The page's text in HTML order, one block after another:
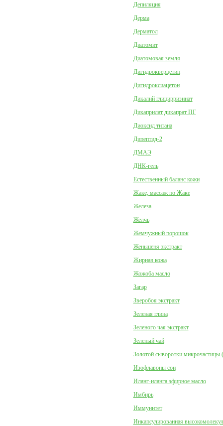
Депиляция
Дерма
Дерматол
Диатомит
Диатомовая земля
Дигидрокверцетин
Дигидроксиацетон
Дикалий глицирризинат
Дикаприлат дикапрат ПГ
Диоксид титана
Дипептид-2
ДМАЭ
ДНК-гель
Естественный баланс кожи
Жаке, массаж по Жаке
Железа
Желчь
Жемчужный порошок
Женьшеня экстракт
Жирная кожа
Жожоба масло
Загар
Зверобоя экстракт
Зеленая глина
Зеленого чая экстракт
Зеленый чай
Золотой сыворотки микрочастицы
Изофлавоны сои
Иланг-иланга эфирное масло
Имбирь
Иммунитет
Инкапсулированная